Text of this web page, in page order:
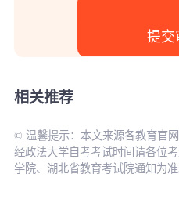
相关推荐
© 温馨提示：本文来源各教育官
经政法大学自考考试时间请各位
学院、湖北省教育考试院通知为